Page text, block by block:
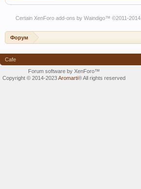
Certain XenForo add-ons by Waindigo™ ©2011-2014
Форум
Cafe
Forum software by XenForo™
Copyright © 2014-2023Aromarti®All rights reserved